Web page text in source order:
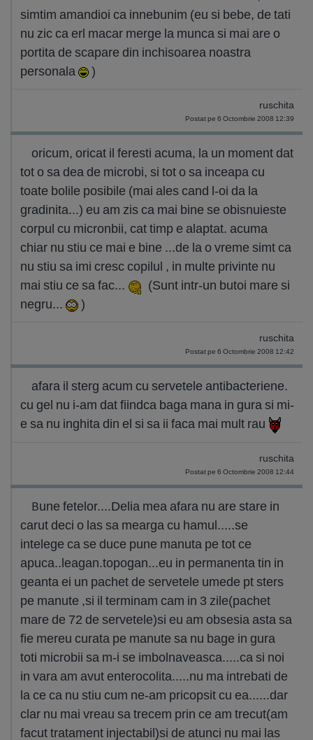
simtim amandioi ca innebunim (eu si bebe, de tati
nu zic ca erl macar merge la munca si mai are o
portita de scapare din inchisoarea noastra
personala
)
ruschita
Postat pe 6 Octombrie 2008 12:39
oricum, oricat il feresti acuma, la un moment dat
tot o sa dea de microbi, si tot o sa inceapa cu
toate bolile posibile (mai ales cand l-oi da la
gradinita...) eu am zis ca mai bine se obisnuieste
corpul cu micronbii, cat timp e alaptat. acuma
chiar nu stiu ce mai e bine ...de la o vreme simt ca
nu stiu sa imi cresc copilul , in multe privinte nu
mai stiu ce sa fac...
(Sunt intr-un butoi mare si
negru...
)
ruschita
Postat pe 6 Octombrie 2008 12:42
afara il sterg acum cu servetele antibacteriene.
cu gel nu i-am dat fiindca baga mana in gura si mi-
e sa nu inghita din el si sa ii faca mai mult rau
ruschita
Postat pe 6 Octombrie 2008 12:44
Bune fetelor....Delia mea afara nu are stare in
carut deci o las sa mearga cu hamul.....se
intelege ca se duce pune manuta pe tot ce
apuca..leagan.topogan...eu in permanenta tin in
geanta ei un pachet de servetele umede pt sters
pe manute ,si il terminam cam in 3 zile(pachet
mare de 72 de servetele)si eu am obsesia asta sa
fie mereu curata pe manute sa nu bage in gura
toti microbii sa m-i se imbolnaveasca.....ca si noi
in vara am avut enterocolita.....nu ma intrebati de
la ce ca nu stiu cum ne-am pricopsit cu ea......dar
clar nu mai vreau sa trecem prin ce am trecut(am
facut tratament injectabil)si de atunci nu mai las